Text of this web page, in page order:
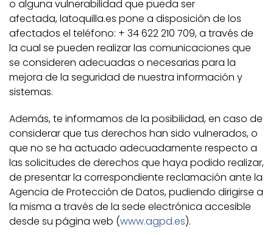
o alguna vulnerabilidad que pueda ser
afectada, latoquilla.es pone a disposición de los
afectados el teléfono: + 34 622 210 709, a través de
la cual se pueden realizar las comunicaciones que
se consideren adecuadas o necesarias para la
mejora de la seguridad de nuestra información y
sistemas.
Además, te informamos de la posibilidad, en caso de
considerar que tus derechos han sido vulnerados, o
que no se ha actuado adecuadamente respecto a
las solicitudes de derechos que haya podido realizar,
de presentar la correspondiente reclamación ante la
Agencia de Protección de Datos, pudiendo dirigirse a
la misma a través de la sede electrónica accesible
desde su página web (www.agpd.es).